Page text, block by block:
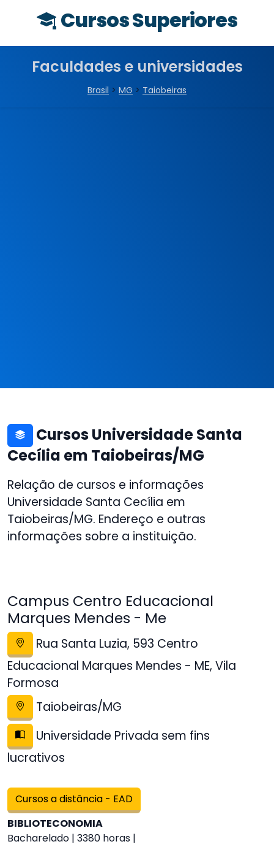
Cursos Superiores
Faculdades e universidades
Brasil > MG > Taiobeiras
Cursos Universidade Santa
Cecília em Taiobeiras/MG
Relação de cursos e informações
Universidade Santa Cecília em
Taiobeiras/MG. Endereço e outras
informações sobre a instituição.
Campus Centro Educacional
Marques Mendes - Me
Rua Santa Luzia, 593 Centro
Educacional Marques Mendes - ME, Vila
Formosa
Taiobeiras/MG
Universidade Privada sem fins
lucrativos
Cursos a distância - EAD
BIBLIOTECONOMIA
Bacharelado | 3380 horas |